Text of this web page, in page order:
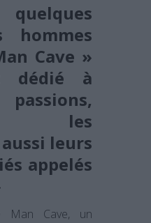
hommes
Cave »
dédié à
les
leurs
appelés
Man Cave, un